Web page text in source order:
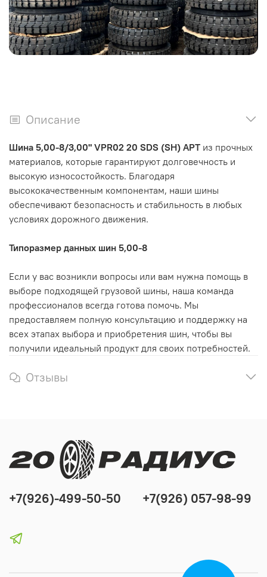
Описание
Шина 5,00-8/3,00" VPR02 20 SDS (SH) APT из прочных
материалов, которые гарантируют долговечность и
высокую износостойкость. Благодаря
высококачественным компонентам, наши шины
обеспечивают безопасность и стабильность в любых
условиях дорожного движения.
Типоразмер данных шин 5,00-8
Если у вас возникли вопросы или вам нужна помощь в
выборе подходящей грузовой шины, наша команда
профессионалов всегда готова помочь. Мы
предоставляем полную консультацию и поддержку на
всех этапах выбора и приобретения шин, чтобы вы
получили идеальный продукт для своих потребностей.
Отзывы
+7(926)-499-50-50 +7(926) 057-98-99